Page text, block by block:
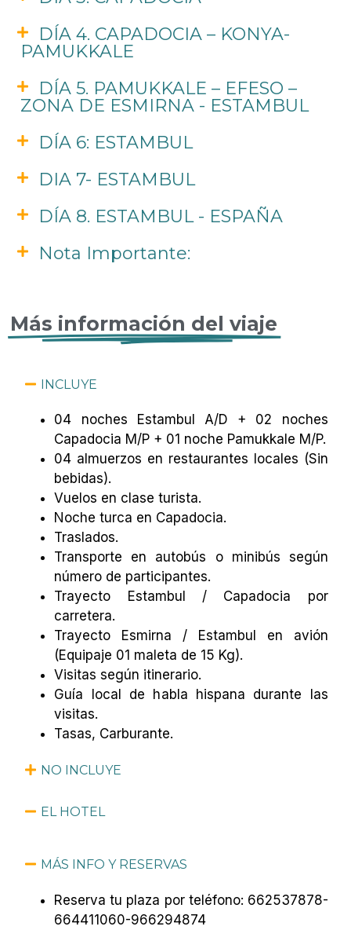
DÍA 4. CAPADOCIA – KONYA-
PAMUKKALE
DÍA 5. PAMUKKALE – EFESO –
ZONA DE ESMIRNA - ESTAMBUL
DÍA 6: ESTAMBUL
DIA 7- ESTAMBUL
DÍA 8. ESTAMBUL - ESPAÑA
Nota Importante:
Más información del viaje
INCLUYE
04 noches Estambul A/D + 02 noches
Capadocia M/P + 01 noche Pamukkale M/P.
04 almuerzos en restaurantes locales (Sin
bebidas).
Vuelos en clase turista.
Noche turca en Capadocia.
Traslados.
Transporte en autobús o minibús según
número de participantes.
Trayecto Estambul / Capadocia por
carretera.
Trayecto Esmirna / Estambul en avión
(Equipaje 01 maleta de 15 Kg).
Visitas según itinerario.
Guía local de habla hispana durante las
visitas.
Tasas, Carburante.
NO INCLUYE
EL HOTEL
MÁS INFO Y RESERVAS
Reserva tu plaza por teléfono: 662537878-
664411060-966294874